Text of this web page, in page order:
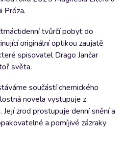
Próza.
tvůrčí pobyt do
originální optikou zaujatě
spisovatel Drago Jančar
světa.
součástí chemického
novela vystupuje z
zrod prostupuje denní snění a
a pomíjivé zázraky